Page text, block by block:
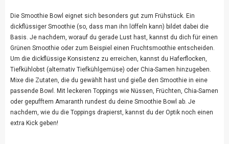
Die Smoothie Bowl eignet sich besonders gut zum Frühstück. Ein
dickflüssiger Smoothie (so, dass man ihn löffeln kann) bildet dabei die
Basis. Je nachdem, worauf du gerade Lust hast, kannst du dich für einen
Grünen Smoothie oder zum Beispiel einen Fruchtsmoothie entscheiden.
Um die dickflüssige Konsistenz zu erreichen, kannst du Haferflocken,
Tiefkühlobst (alternativ Tiefkühlgemüse) oder Chia-Samen hinzugeben.
Mixe die Zutaten, die du gewählt hast und gieße den Smoothie in eine
passende Bowl. Mit leckeren Toppings wie Nüssen, Früchten, Chia-Samen
oder gepufftem Amaranth rundest du deine Smoothie Bowl ab. Je
nachdem, wie du die Toppings drapierst, kannst du der Optik noch einen
extra Kick geben!